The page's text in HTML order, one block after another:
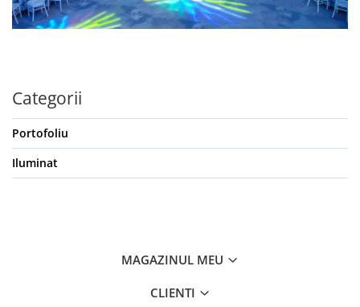
Categorii
Portofoliu
Iluminat
MAGAZINUL MEU
CLIENTI